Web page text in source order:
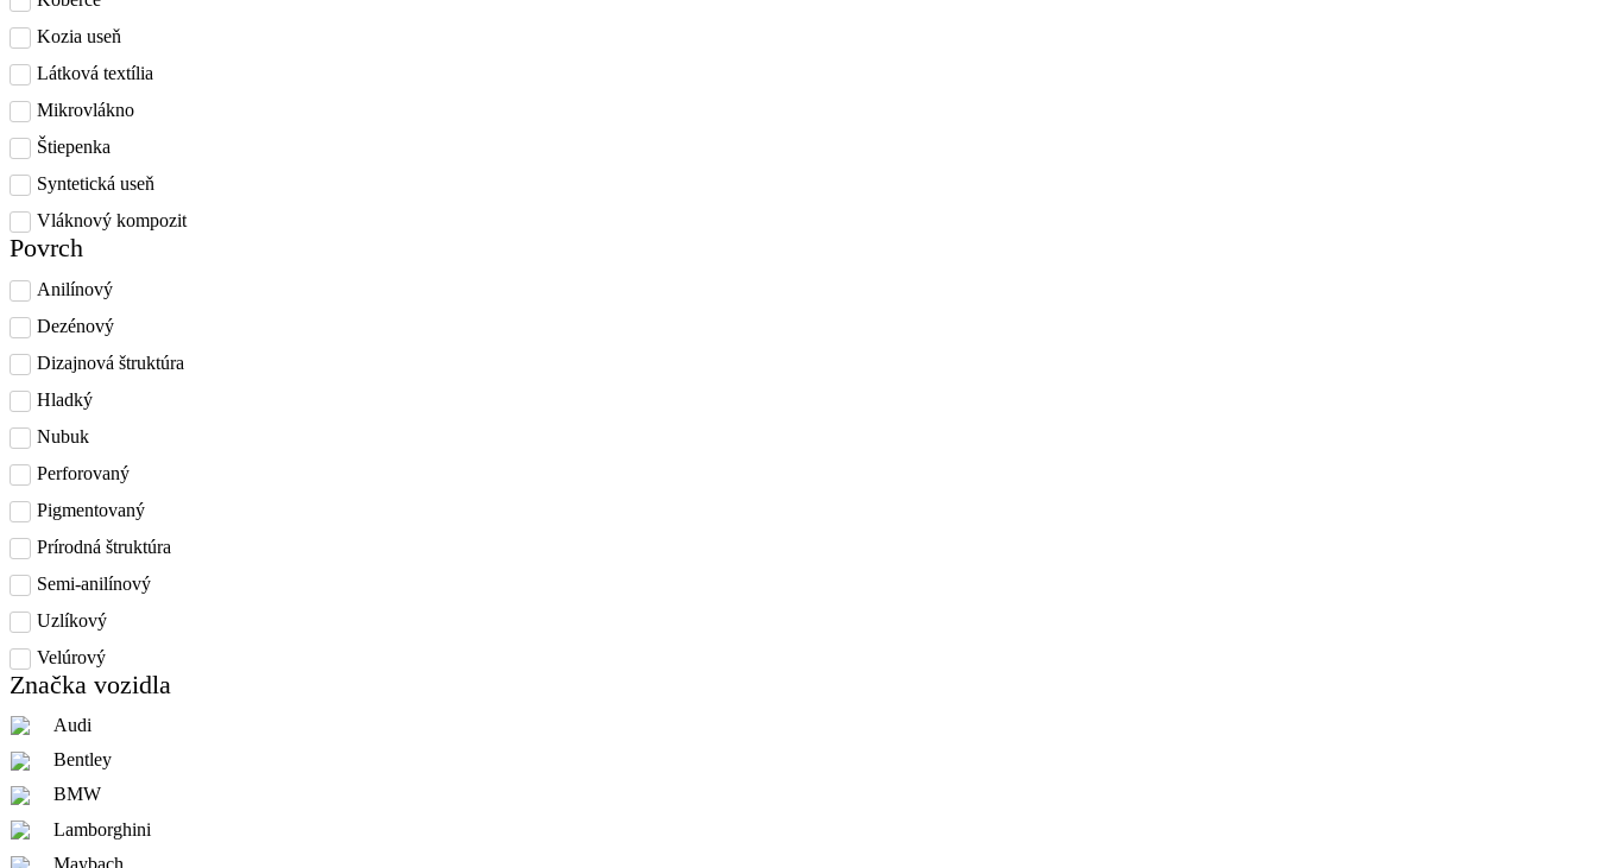
Kozia useň
Látková textília
Mikrovlákno
Štiepenka
Syntetická useň
Vláknový kompozit
Povrch
Anilínový
Dezénový
Dizajnová štruktúra
Hladký
Nubuk
Perforovaný
Pigmentovaný
Prírodná štruktúra
Semi-anilínový
Uzlíkový
Velúrový
Značka vozidla
Audi
Bentley
BMW
Lamborghini
Maybach